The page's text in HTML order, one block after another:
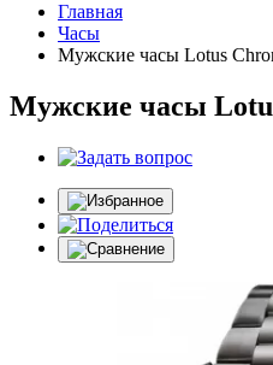
Главная
Часы
Мужские часы Lotus
Мужские часы